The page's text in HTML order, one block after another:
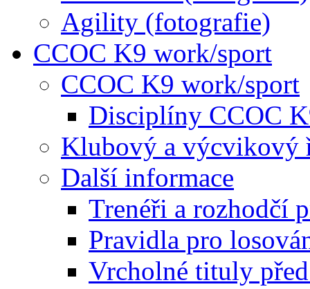
Agility (fotografie)
CCOC K9 work/sport
CCOC K9 work/sport
Disciplíny CCOC
Klubový a výcvikový
Další informace
Trenéři a rozhodčí
Pravidla pro
Vrcholné tituly